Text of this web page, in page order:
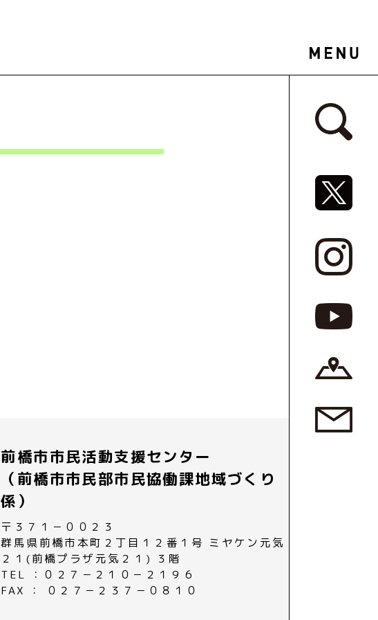
サイドバ
SNSリ
前橋市市民活動支援センター
（前橋市市民部市民協働課地域づくり
係）
〒３７１－００２３
群馬県前橋市本町２丁目１２番１号 ミヤケン元気
２１(前橋プラザ元気２１) ３階
TEL ：０２７－２１０－２１９６
FAX ： ０２７－２３７－０８１０